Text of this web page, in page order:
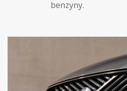
benzyny.